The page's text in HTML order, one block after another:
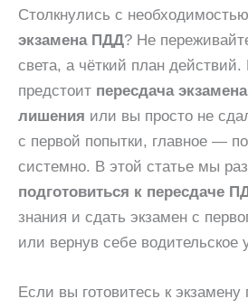
Столкнулись с необходимостью
экзамена ПДД? Не
света, а чёткий план
предстоит пересдача
лишения или вы просто не
с первой попытки, главное —
системно. В этой статье мы
подготовиться к пересдаче
знания и сдать экзамен с
или вернув себе водительское
Если вы готовитесь к экзамену